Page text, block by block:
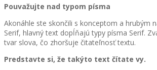
Pouvažujte nad typom písma
Akonáhle ste skončili s konceptom a hrubým
Serif, hlavný text dopĺňajú typy písma Serif.
tvar slova, čo zhoršuje čitateľnosť textu.
Predstavte si, že takýto text čítate vy.